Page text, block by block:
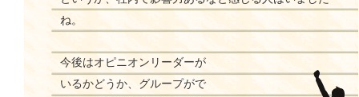
ね。
今後はオピニオンリーダーが
いるかどうか、グループがで